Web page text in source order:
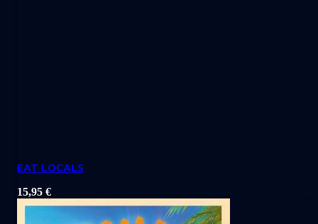
EAT LOCALS
15,95 €